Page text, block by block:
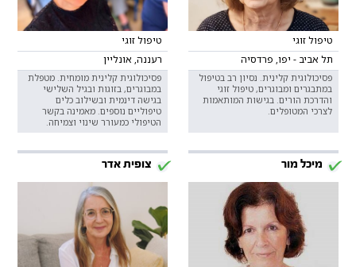
טיפול זוגי
תל אביב - יפו, פרדסיה
פסיכולוגית קלינית. נסיון רב בטיפול
במתבגרים ומבוגרים, טיפול זוגי
והדרכת הורים. בגישות המותאמות
לצרכי המטופלים.
טיפול זוגי
רעננה, אונליין
פסיכולוגית קלינית מומחית. מטפלת
במבוגרים, בזוגות ובגיל השלישי
בגישה דינמית ובשילוב כלים
טיפוליים נוספים. מאמינה בקשר
הטיפולי כמעורר שינוי וצמיחה.
מיכל מור צופית אדר